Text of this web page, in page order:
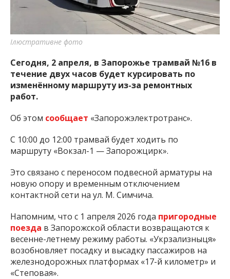
важную информацию о событиях
города Запорожья и области.
Ілюстративне фото
Сегодня, 2 апреля, в Запорожье трамвай №16 в
течение двух часов будет курсировать по
изменённому маршруту из-за ремонтных
работ.
Об этом сообщает «Запорожэлектротранс».
С 10:00 до 12:00 трамвай будет ходить по
маршруту «Вокзал-1 — Запорожцирк».
Это связано с переносом подвесной арматуры на
новую опору и временным отключением
контактной сети на ул. М. Симчича.
Напомним, что с 1 апреля 2026 года пригородные
поезда в Запорожской области возвращаются к
весенне-летнему режиму работы. «Укрзализныця»
возобновляет посадку и высадку пассажиров на
железнодорожных платформах «17-й километр» и
«Степовая».